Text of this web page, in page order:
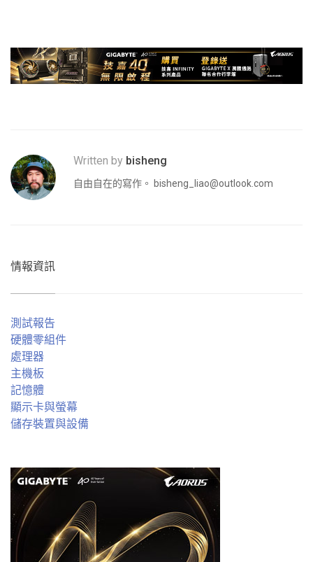
Written by bisheng
自由自在的寫作。 bisheng_liao@outlook.com
情報資訊
測試報告
硬體零組件
處理器
主機板
記憶體
顯示卡與螢幕
儲存裝置與設備